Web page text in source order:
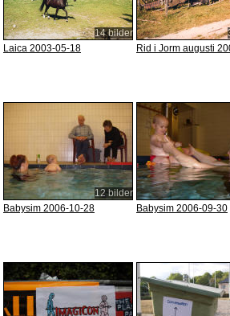
Laica 2003-05-18
14 bilder
Rid i Jorm augusti
Babysim 2006-10-28
12 bilder
Babysim 2006-09-30